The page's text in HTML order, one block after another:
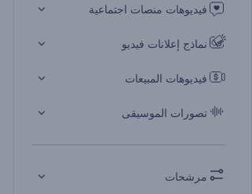
فيديوهات منصات اجتماعية
نماذج إعلانات فيديو
فيديوهات المبيعات
تصورات الموسيقى
مرشحات